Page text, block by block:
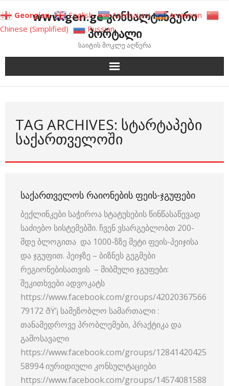
to
content
www.gen.ge კონსალტინგური
პორტალი
საიტის მოკლე აღწერა
TAG ARCHIVES: ᲡᲢᲐᲠᲢᲐᲞᲔᲑᲘ
ᲡᲐᲥᲐᲠᲗᲕᲔᲚᲝᲨᲘ
ᲡᲐᲥᲐᲠᲗᲕᲔᲚᲝᲡ ᲠᲐᲘᲝᲜᲔᲑᲘᲡ ᲤᲔᲘᲡ-ᲯᲒᲣᲤᲔᲑᲘ
ბექლინკები საჭიროა სტატუსების წინწასაწევად
საძიებო სისტემებში. ჩვენ ვსარგებლობთ 200-
მდე ბლოგითა და 1000-ზზე მეტი ფეის-პეიჯისა
და ჯგუფით. პეიჯზე – ბიზნეს გეგმები
რეგიონებისათვის – მიბმული ჯგუფები:
შეკითხვები ადვოკატს
https://www.facebook.com/groups/42020367566
79172 ðŸ’¡ სამეზობლო სამართალი :
თანამედროვე პრობლემები, პრაქტიკა და
გამოსავალი
https://www.facebook.com/groups/12841420425
58994 იურიდიული კონსულტაციები
https://www.facebook.com/groups/14574081588
Georgian English Azerbaijani
Armenian
Chinese (Simplified)
Russian